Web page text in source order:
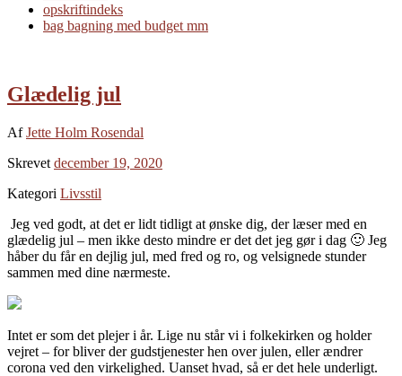
opskriftindeks
bag bagning med budget mm
Glædelig jul
AfJette Holm Rosendal
Skrevet december 19, 2020
Kategori Livsstil
Jeg ved godt, at det er lidt tidligt at ønske dig, der læser med en
glædelig jul – men ikke desto mindre er det det jeg gør i dag 🙂 Jeg
håber du får en dejlig jul, med fred og ro, og velsignede stunder
sammen med dine nærmeste.
Intet er som det plejer i år. Lige nu står vi i folkekirken og holder
vejret – for bliver der gudstjenester hen over julen, eller ændrer
corona ved den virkelighed. Uanset hvad, så er det hele underligt.